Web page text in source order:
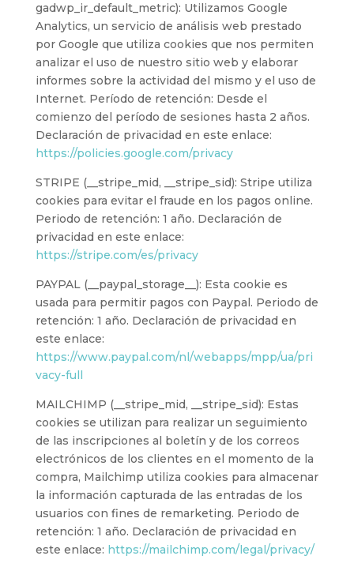
gadwp_ir_default_metric): Utilizamos Google
Analytics, un servicio de análisis web prestado
por Google que utiliza cookies que nos permiten
analizar el uso de nuestro sitio web y elaborar
informes sobre la actividad del mismo y el uso de
Internet. Período de retención: Desde el
comienzo del período de sesiones hasta 2 años.
Declaración de privacidad en este enlace:
https://policies.google.com/privacy
STRIPE (__stripe_mid, __stripe_sid): Stripe utiliza
cookies para evitar el fraude en los pagos online.
Periodo de retención: 1 año. Declaración de
privacidad en este enlace:
https://stripe.com/es/privacy
PAYPAL (__paypal_storage__): Esta cookie es
usada para permitir pagos con Paypal. Periodo de
retención: 1 año. Declaración de privacidad en
este enlace:
https://www.paypal.com/nl/webapps/mpp/ua/pri
vacy-full
MAILCHIMP (__stripe_mid, __stripe_sid): Estas
cookies se utilizan para realizar un seguimiento
de las inscripciones al boletín y de los correos
electrónicos de los clientes en el momento de la
compra, Mailchimp utiliza cookies para almacenar
la información capturada de las entradas de los
usuarios con fines de remarketing. Periodo de
retención: 1 año. Declaración de privacidad en
este enlace: https://mailchimp.com/legal/privacy/